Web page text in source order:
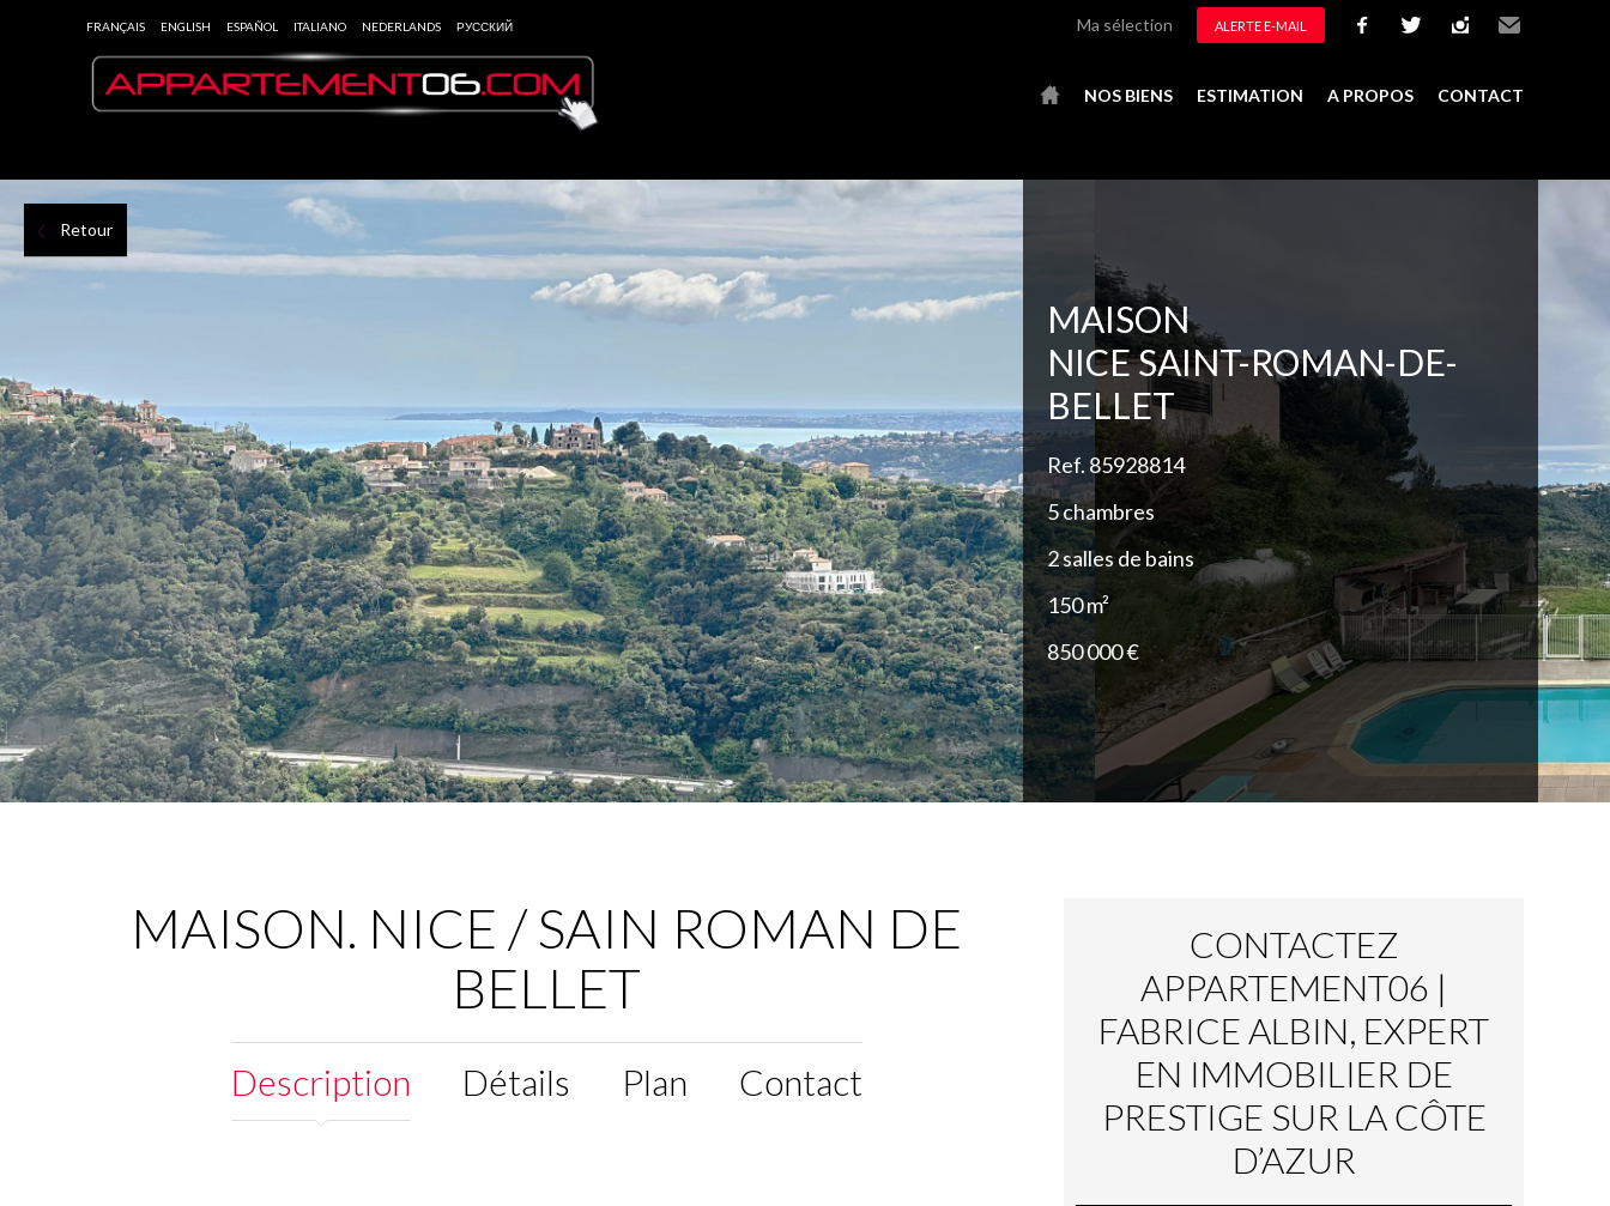
FRANÇAIS ENGLISH ESPAÑOL ITALIANO NEDERLANDS РУССКИЙ Ma sélection ALERTE E-MAIL
NOS BIENS ESTIMATION A PROPOS CONTACT
Retour
MAISON
NICE SAINT-ROMAN-DE-
BELLET
Ref. 85928814
5 chambres
2 salles de bains
150 m²
850 000 €
MAISON. NICE / SAIN ROMAN DE
BELLET
Description Détails Plan Contact
CONTACTEZ
APPARTEMENT06 |
FABRICE ALBIN, EXPERT
EN IMMOBILIER DE
PRESTIGE SUR LA CÔTE
D’AZUR